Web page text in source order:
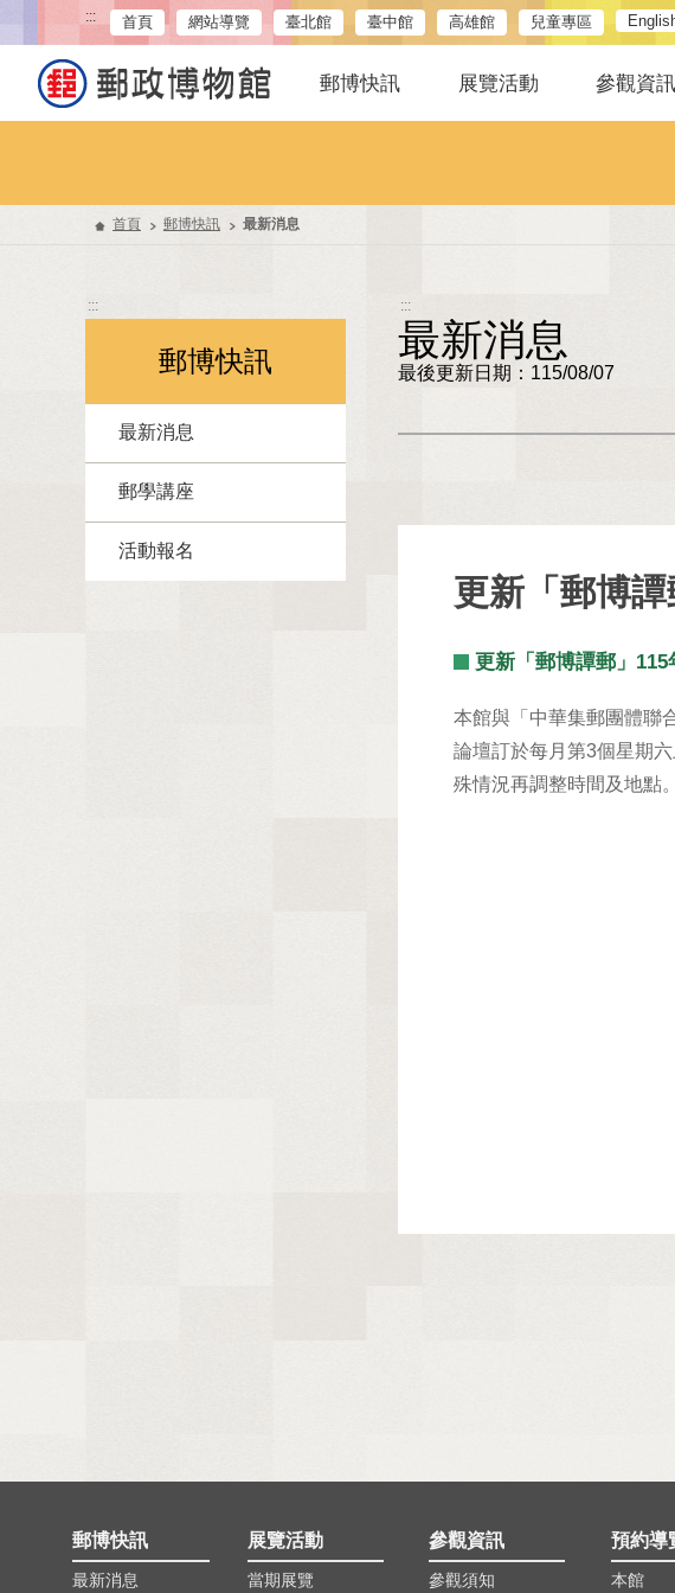
::: 首頁 網站導覽 臺北館 臺中館 高雄館 兒童專區
郵博快訊 展覽活動 參觀資訊
首頁 郵博快訊 最新消息
:::
郵博快訊
最新消息
郵學講座
活動報名
:::
最新消息
最後更新日期：115/08/07
更新「郵博譚
更新「郵博譚郵」115
本館與「中華集郵團體聯
論壇訂於每月第3個星期
殊情況再調整時間及地點
郵博快訊
最新消息
展覽活動
當期展覽
參觀資訊
參觀須知
預約導
本館